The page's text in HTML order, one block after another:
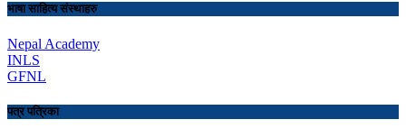
भाषा साहित्य संस्थाहरु
Nepal Academy
INLS
GFNL
पत्र पत्रिका